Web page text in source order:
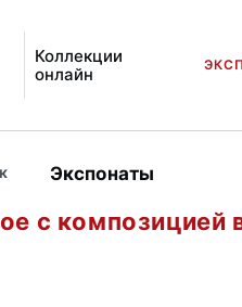
Коллекции
онлайн
Экспонаты
с композицией